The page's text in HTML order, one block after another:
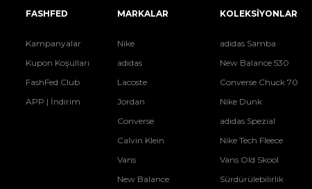
FASHFED
Kampanyalar
Kupon Koşulları
FashFed Club
APP | İndirim
MARKALAR
Nike
adidas
Lacoste
Jordan
Converse
Calvin Klein
Vans
New Balance
KOLEKSİYONLAR
adidas Samba
New Balance 530
Converse Chuck 70
Nike Dunk
adidas Spezial
Nike Tech Fleece
Vans Old Skool
Sürdürülebilirlik